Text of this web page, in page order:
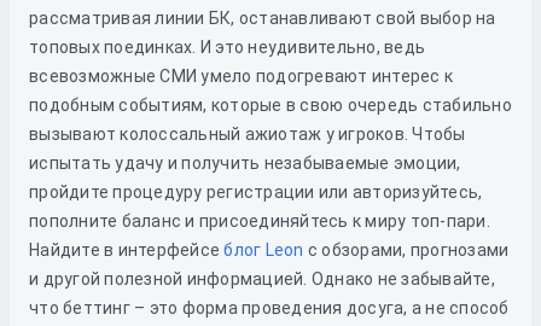
рассматривая линии БК, останавливают свой выбор на
топовых поединках. И это неудивительно, ведь
всевозможные СМИ умело подогревают интерес к
подобным событиям, которые в свою очередь стабильно
вызывают колоссальный ажиотаж у игроков. Чтобы
испытать удачу и получить незабываемые эмоции,
пройдите процедуру регистрации или авторизуйтесь,
пополните баланс и присоединяйтесь к миру топ-пари.
Найдите в интерфейсеблог Leon с обзорами, прогнозами
и другой полезной информацией. Однако не забывайте,
что беттинг – это форма проведения досуга, а не способ